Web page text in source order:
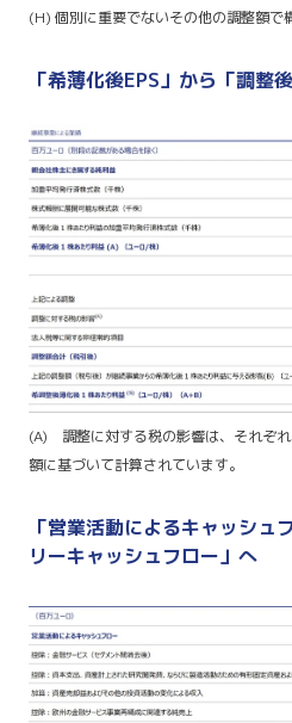
(H) 個別に重要でないその他の調整額で
「希薄化後EPS」から「調整
(A) 調整に対する税の影響は、それぞ
額に基づいて計算されています。
「営業活動によるキャッシュ
リーキャッシュフロー」へ